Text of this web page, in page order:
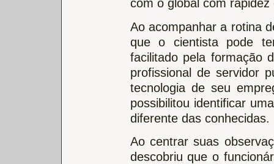
com o global com rapidez
Ao acompanhar a rotina
que o cientista pode
facilitado pela formação
profissional de servidor
tecnologia de seu
possibilitou identificar
diferente das conhecidas.
Ao centrar suas
descobriu que o